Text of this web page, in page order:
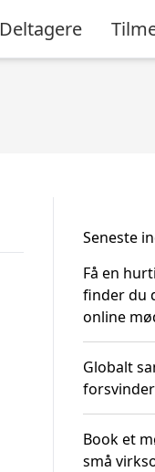
Deltagere
Seneste
Få en
finder du
online
Globalt
Book et
små